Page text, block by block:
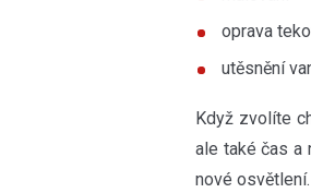
oprava
utěsnění
Když zvolíte
ale také čas a
nové